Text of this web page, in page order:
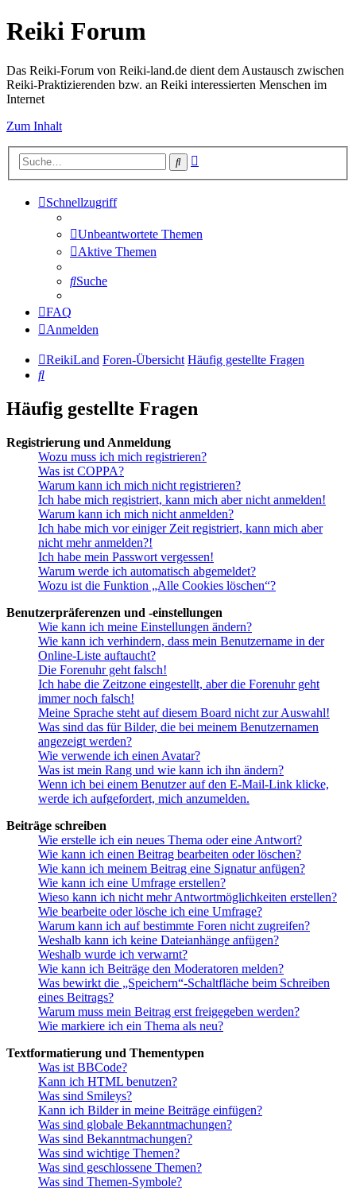
Reiki Forum
Das Reiki-Forum von Reiki-land.de dient dem Austausch zwischen
Reiki-Praktizierenden bzw. an Reiki interessierten Menschen im
Internet
Zum Inhalt
Suche
Schnellzugriff
Unbeantwortete Themen
Aktive Themen
Suche
FAQ
Anmelden
ReikiLand Foren-Übersicht Häufig gestellte Fragen
Suche
Häufig gestellte Fragen
Registrierung und Anmeldung
Wozu muss ich mich registrieren?
Was ist COPPA?
Warum kann ich mich nicht registrieren?
Ich habe mich registriert, kann mich aber nicht anmelden!
Warum kann ich mich nicht anmelden?
Ich habe mich vor einiger Zeit registriert, kann mich aber
nicht mehr anmelden?!
Ich habe mein Passwort vergessen!
Warum werde ich automatisch abgemeldet?
Wozu ist die Funktion „Alle Cookies löschen“?
Benutzerpräferenzen und -einstellungen
Wie kann ich meine Einstellungen ändern?
Wie kann ich verhindern, dass mein Benutzername in der
Online-Liste auftaucht?
Die Forenuhr geht falsch!
Ich habe die Zeitzone eingestellt, aber die Forenuhr geht
immer noch falsch!
Meine Sprache steht auf diesem Board nicht zur Auswahl!
Was sind das für Bilder, die bei meinem Benutzernamen
angezeigt werden?
Wie verwende ich einen Avatar?
Was ist mein Rang und wie kann ich ihn ändern?
Wenn ich bei einem Benutzer auf den E-Mail-Link klicke,
werde ich aufgefordert, mich anzumelden.
Beiträge schreiben
Wie erstelle ich ein neues Thema oder eine Antwort?
Wie kann ich einen Beitrag bearbeiten oder löschen?
Wie kann ich meinem Beitrag eine Signatur anfügen?
Wie kann ich eine Umfrage erstellen?
Wieso kann ich nicht mehr Antwortmöglichkeiten erstellen?
Wie bearbeite oder lösche ich eine Umfrage?
Warum kann ich auf bestimmte Foren nicht zugreifen?
Weshalb kann ich keine Dateianhänge anfügen?
Weshalb wurde ich verwarnt?
Wie kann ich Beiträge den Moderatoren melden?
Was bewirkt die „Speichern“-Schaltfläche beim Schreiben
eines Beitrags?
Warum muss mein Beitrag erst freigegeben werden?
Wie markiere ich ein Thema als neu?
Textformatierung und Thementypen
Was ist BBCode?
Kann ich HTML benutzen?
Was sind Smileys?
Kann ich Bilder in meine Beiträge einfügen?
Was sind globale Bekanntmachungen?
Was sind Bekanntmachungen?
Was sind wichtige Themen?
Was sind geschlossene Themen?
Was sind Themen-Symbole?